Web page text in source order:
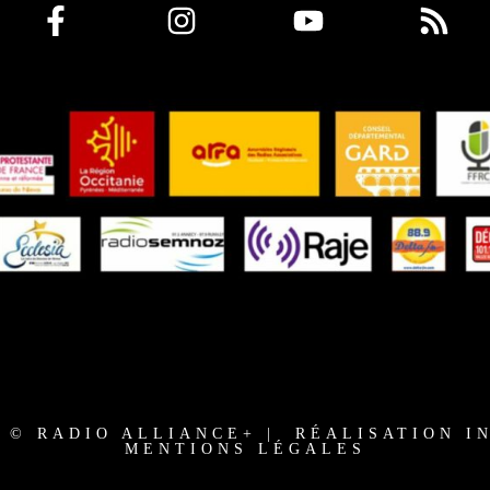
© RADIO ALLIANCE+ | RÉALISATION
MENTIONS LÉGALES